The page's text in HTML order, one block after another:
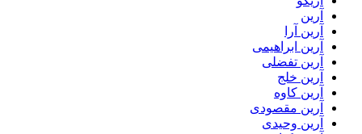
آرین
آرین آرا
آرین ابراهیمی
آرین تفضلی
آرین خلج
آرین کاوه
آرین مقصودی
آرین وحیدی